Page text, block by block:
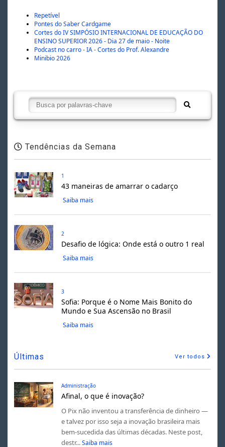
Repetível
Pontes do Saber Cardgame
Cortes do IV SIMPÓSIO INTERNACIONAL DE EDUCAÇÃO DO
ENSINO SUPERIOR 2026 - Dia 27 de maio - Noite
Podcast no carro - IA - Cortes do Prof. Alexandre
Minibio 2026
Tendências da Semana
1
43 maneiras de amarrar o cadarço
Saiba mais
2
Desafio de lógica: Onde está o outro 1 real
Saiba mais
3
Sofia: Porque é o Nome Mais Bonito do
Mundo e Sua Ascensão no Brasil
Saiba mais
Últimas Ver todos
Administração
Afinal, o que é inovação?
O Pix não inventou a transferência de dinheiro —
e talvez por isso seja a inovação brasileira mais
bem-sucedida das últimas décadas. Neste post,
destr... Saiba mais